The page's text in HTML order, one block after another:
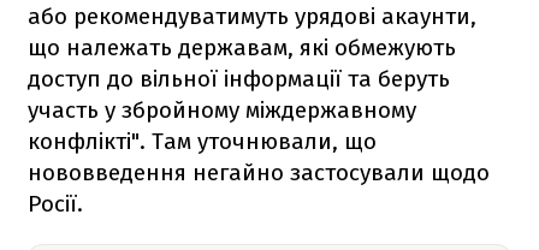
або рекомендуватимуть урядові акаунти,
що належать державам, які обмежують
доступ до вільної інформації та беруть
участь у збройному міждержавному
конфлікті". Там уточнювали, що
нововведення негайно застосували щодо
Росії.